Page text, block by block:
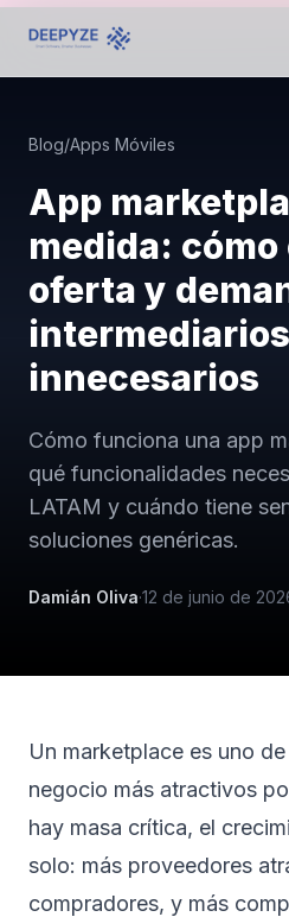
Blog/Apps Móviles
App
medida:
oferta y
intermediarios
innecesarios
Cómo funciona una app
qué funcionalidades
LATAM y cuándo tiene
soluciones genéricas.
Damián Oliva·12 de junio de
Un marketplace es uno
negocio más atractivos
hay masa crítica, el
solo: más proveedores
compradores, y más